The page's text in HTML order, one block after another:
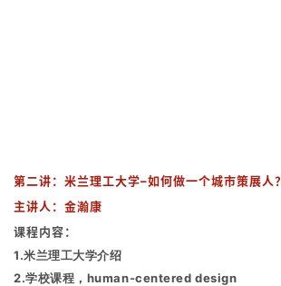
第二讲： 米兰理工大学–如何做一个城市策展人？
主讲人：金瀚康
课程内容：
1.米兰理工大学介绍
2.学校课程，human-centered design